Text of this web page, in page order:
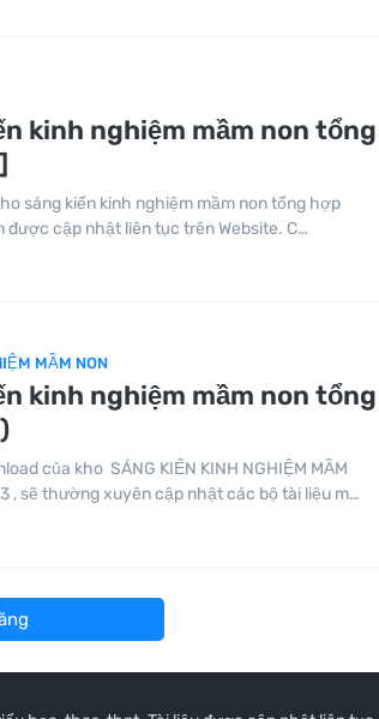
kinh nghiệm mầm non tổng
sáng kiến kinh nghiệm mầm non tổng hợp
được cập nhật liên tục trên Website. C…
MẦM NON
kinh nghiệm mầm non tổng
của kho SÁNG KIẾN KINH NGHIỆM MẦM
, sẽ thường xuyên cập nhật các bộ tài liệu m…